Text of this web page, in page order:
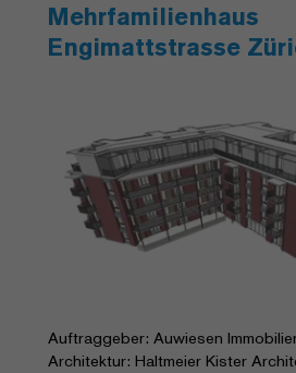
Mehrfamilienhaus
Engimattstrasse
Auftraggeber: Auwiesen
Architektur: Haltmeier Kister